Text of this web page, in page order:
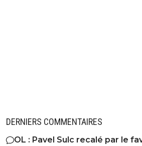
DERNIERS COMMENTAIRES
OL : Pavel Sulc recalé par le